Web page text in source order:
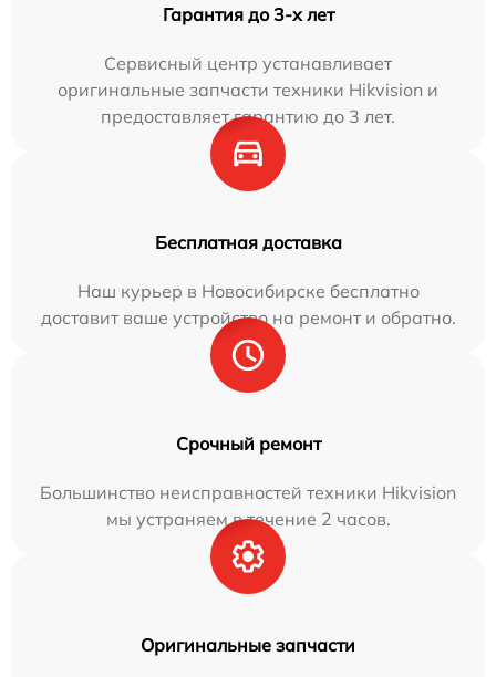
Гарантия до 3-х лет
Сервисный центр устанавливает
оригинальные запчасти техники Hikvision и
предоставляет гарантию до 3 лет.
Бесплатная доставка
Наш курьер в Новосибирске бесплатно
доставит ваше устройство на ремонт и обратно.
Срочный ремонт
Большинство неисправностей техники Hikvision
мы устраняем в течение 2 часов.
Оригинальные запчасти